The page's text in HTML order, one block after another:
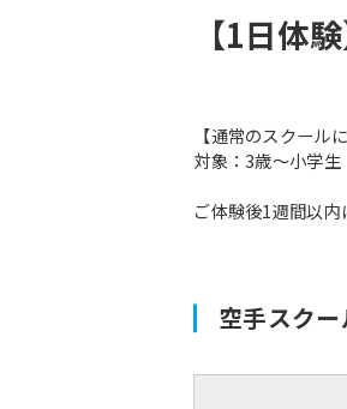
【1日体
【通常のスクール
対象：3歳〜小学生
ご体験後1週間以
空手スク